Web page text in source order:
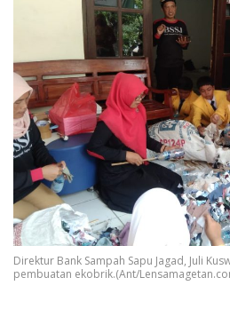
Direktur Bank Sampah Sapu Jagad, Juli
pembuatan ekobrik.(Ant/